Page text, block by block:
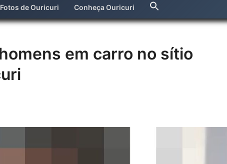
Fotos de Ouricuri Conheça Ouricuri
em carro no sítio